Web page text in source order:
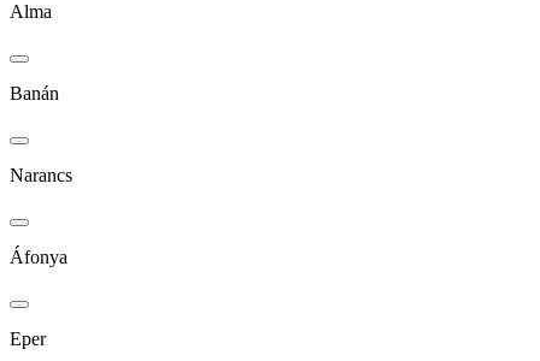
Alma
Banán
Narancs
Áfonya
Eper